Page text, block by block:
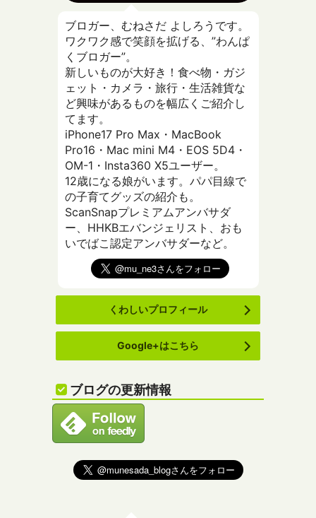
ブロガー、むねさだ よしろうです。
ワクワク感で笑顔を拡げる、”わんぱ
くブロガー”。
新しいものが大好き！食べ物・ガジ
ェット・カメラ・旅行・生活雑貨な
ど興味があるものを幅広くご紹介し
てます。
iPhone17 Pro Max・MacBook
Pro16・Mac mini M4・EOS 5D4・
OM-1・Insta360 X5ユーザー。
12歳になる娘がいます。パパ目線で
の子育てグッズの紹介も。
ScanSnapプレミアムアンバサダ
ー、HHKBエバンジェリスト、おも
いでばこ認定アンバサダーなど。
くわしいプロフィール
Google+はこちら
ブログの更新情報